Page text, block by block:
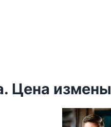
Цена измены